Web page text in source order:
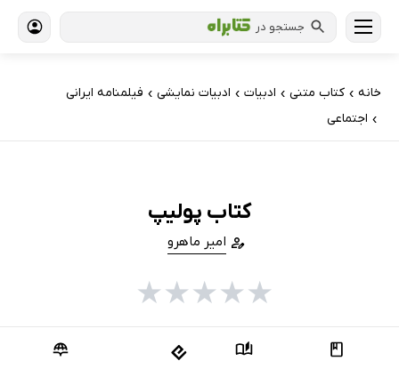
جستجو در
خانه › کتاب‌ متنی › ادبیات › ادبیات نمایشی › فیلمنامه ایرانی
› اجتماعی
کتاب پولیپ
امیر ماهرو
★
★
★
★
★